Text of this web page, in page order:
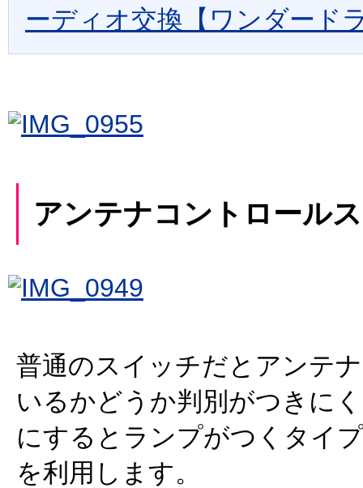
ーディオ交換【ワンダード
アンテナコントロール
普通のスイッチだとアンテ
いるかどうか判別がつきに
にするとランプがつくタイ
を利用します。